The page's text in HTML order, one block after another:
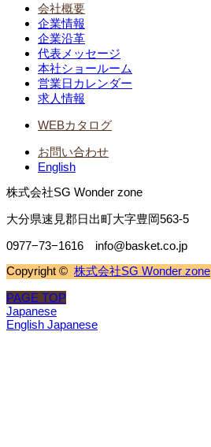
会社概要
企業情報
企業沿革
代表メッセージ
本社ショールーム
営業日カレンダー
求人情報
WEBカタログ
お問い合わせ
English
株式会社SG Wonder zone
大分県速見郡日出町大字豊岡563-5
0977−73−1616 info@basket.co.jp
Copyright © 株式会社SG Wonder zone
PAGE TOP
Japanese
English Japanese